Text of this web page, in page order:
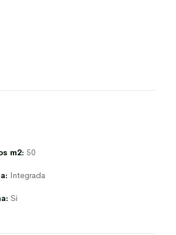
m2: 50
Integrada
Si